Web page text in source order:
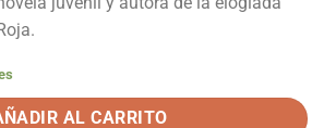
AL CARRITO